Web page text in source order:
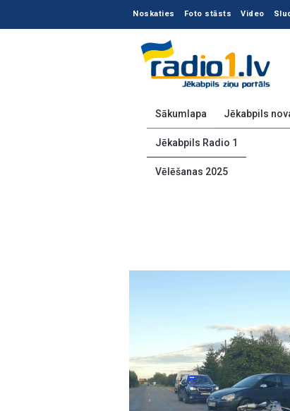
Noskaties Foto stāsts Video
Sākumlapa Jēkabpils
Jēkabpils Radio 1
Vēlēšanas 2025